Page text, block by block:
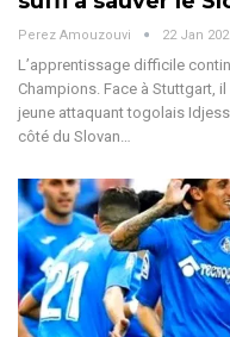
Perez Amouzouvi 22 Jan
L’apprentissage difficile
Champions. Face à Stuttgart,
jeune attaquant togolais
côté du Slovan